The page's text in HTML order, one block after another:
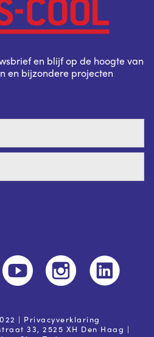
en blijf op de hoogte van
en bijzondere projecten
| Privacyverklaring
33, 2525 XH Den Haag |